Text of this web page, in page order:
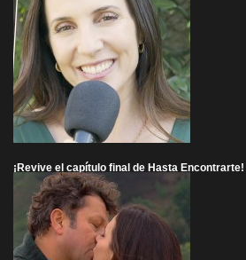
¡Revive el capítulo final de Hasta Encontrarte!